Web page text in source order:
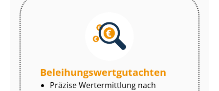
Be­lei­hungs­wert­gut­ach­ten
Präzise Wertermittlung nach